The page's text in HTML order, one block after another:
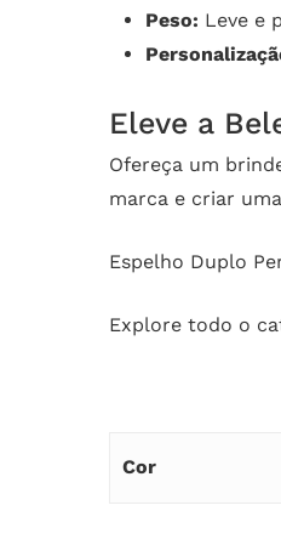
Peso: Leve e
Eleve a
Ofereça um
marca e criar
Espelho Duplo
Explore todo o
Cor